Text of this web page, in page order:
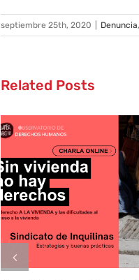
septiembre 25th, 2020 Denuncia,
Related Posts